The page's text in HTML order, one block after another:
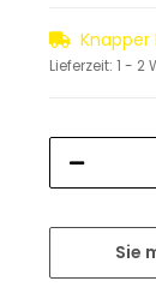
Knapper
Lieferzeit: 1 - 2
Sie